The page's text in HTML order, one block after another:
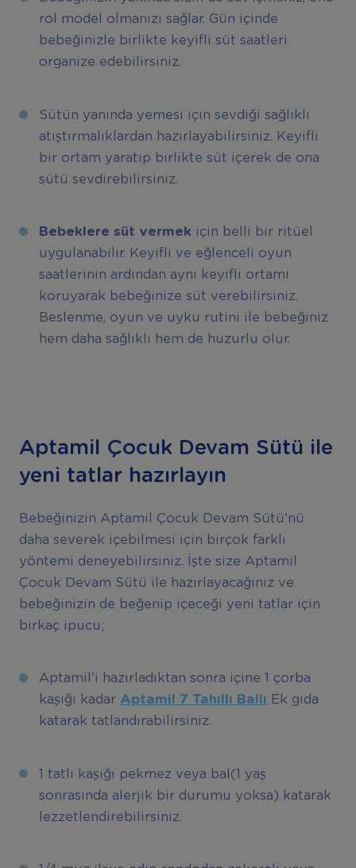
rol model olmanızı sağlar. Gün içinde
bebeğinizle birlikte keyifli süt saatleri
organize edebilirsiniz.
Sütün yanında yemesi için sevdiği sağlıklı
atıştırmalıklardan hazırlayabilirsiniz. Keyifli
bir ortam yaratıp birlikte süt içerek de ona
sütü sevdirebilirsiniz.
Bebeklere süt vermek için belli bir ritüel
uygulanabilir. Keyifli ve eğlenceli oyun
saatlerinin ardından aynı keyifli ortamı
koruyarak bebeğinize süt verebilirsiniz.
Beslenme, oyun ve uyku rutini ile bebeğiniz
hem daha sağlıklı hem de huzurlu olur.
Aptamil Çocuk Devam Sütü ile
yeni tatlar hazırlayın
Bebeğinizin Aptamil Çocuk Devam Sütü’nü
daha severek içebilmesi için birçok farklı
yöntemi deneyebilirsiniz. İşte size Aptamil
Çocuk Devam Sütü ile hazırlayacağınız ve
bebeğinizin de beğenip içeceği yeni tatlar için
birkaç ipucu;
Aptamil’i hazırladıktan sonra içine 1 çorba
kaşığı kadar Aptamil 7 Tahıllı Ballı Ek gıda
katarak tatlandırabilirsiniz.
1 tatlı kaşığı pekmez veya bal(1 yaş
sonrasında alerjik bir durumu yoksa) katarak
lezzetlendirebilirsiniz.